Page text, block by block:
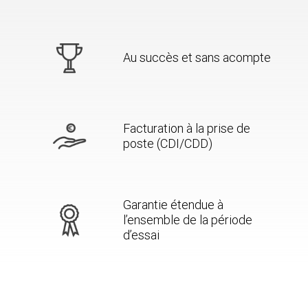
Au succès et sans acompte
Facturation à la prise de
poste (CDI/CDD)
Garantie étendue à
l’ensemble de la période
d’essai